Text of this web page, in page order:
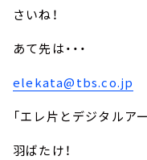
さいね！
あて先は・・・
elekata@tbs.co.jp
「エレ片とデジタルア
羽ばたけ！